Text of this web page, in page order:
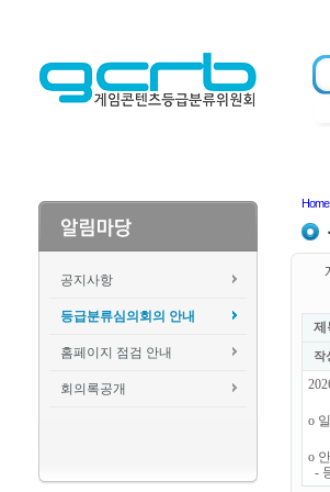
공지사항
등급분류심의회의 안내
홈페이지 점검 안내
회의록공개
Home
제
작
o
o
-